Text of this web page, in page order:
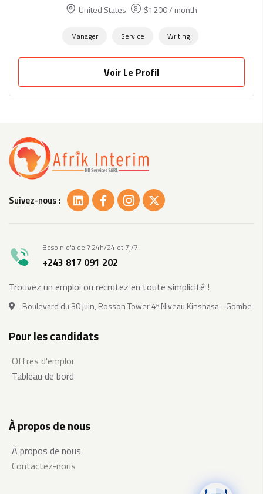
United States $1200/ month
Manager Service Writing
Voir Le Profil
Suivez-nous :
Besoin d'aide ? 24h/24 et 7j/7
+243 817 091 202
Trouvez un emploi ou recrutez en toute simplicité !
Boulevard du 30 juin, Rosson Tower 4ᵉ Niveau Kinshasa - Gombe
Pour les candidats
Offres d'emploi
Tableau de bord
À propos de nous
À propos de nous
Contactez-nous